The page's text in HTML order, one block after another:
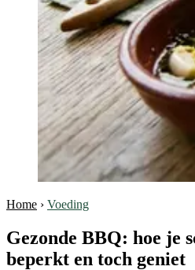
Home › Voeding
Gezonde BBQ: hoe je
beperkt en toch geniet